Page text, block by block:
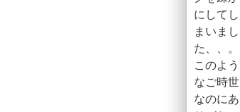
にしてし
まいまし
た、、。
このよう
なご時世
なのにあ